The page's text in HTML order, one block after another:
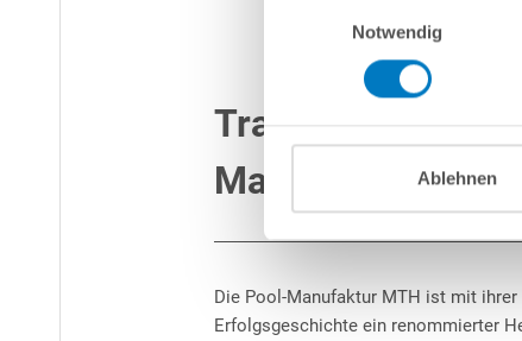
Notwendig
Ablehnen
Traditionsreiche
Manufaktur
Die Pool-Manufaktur MTH ist mit ihrer
Erfolgsgeschichte ein renommierter